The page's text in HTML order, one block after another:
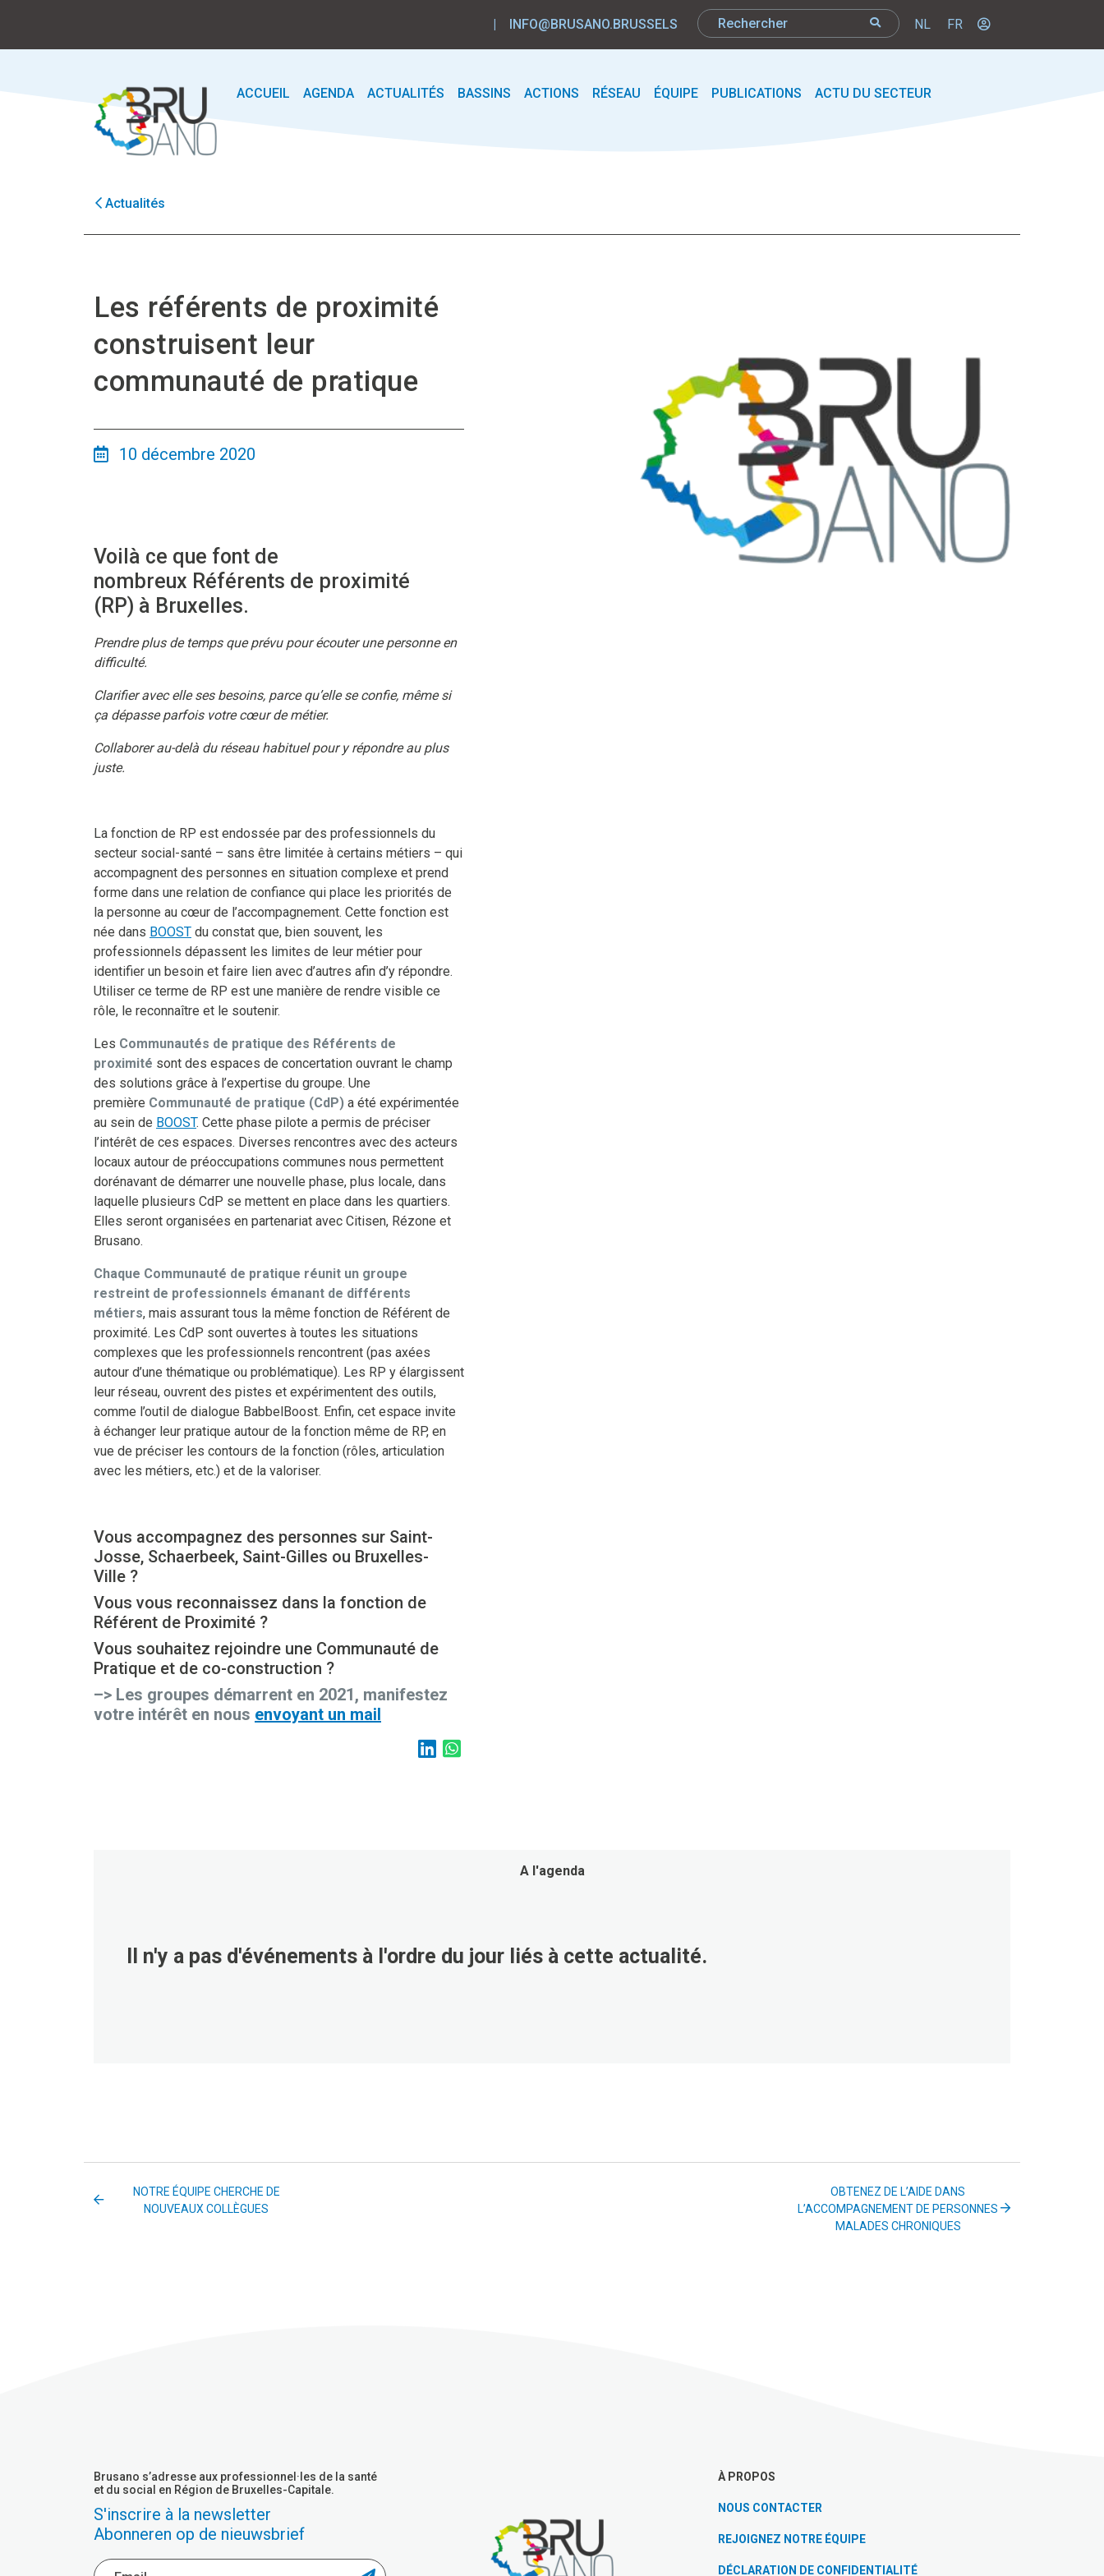
| INFO@BRUSANO.BRUSSELS NL FR
ACCUEIL AGENDA ACTUALITÉS BASSINS ACTIONS RÉSEAU ÉQUIPE PUBLICATIONS ACTU DU SECTEUR
Actualités
Les référents de proximité
construisent leur
communauté de pratique
10 décembre 2020
Voilà ce que font de
nombreux Référents de proximité
(RP) à Bruxelles.
Prendre plus de temps que prévu pour écouter une personne en
difficulté.
Clarifier avec elle ses besoins, parce qu’elle se confie, même si
ça dépasse parfois votre cœur de métier.
Collaborer au-delà du réseau habituel pour y répondre au plus
juste.
La fonction de RP est endossée par des professionnels du
secteur social-santé – sans être limitée à certains métiers – qui
accompagnent des personnes en situation complexe et prend
forme dans une relation de confiance qui place les priorités de
la personne au cœur de l’accompagnement. Cette fonction est
née dans BOOST du constat que, bien souvent, les
professionnels dépassent les limites de leur métier pour
identifier un besoin et faire lien avec d’autres afin d’y répondre.
Utiliser ce terme de RP est une manière de rendre visible ce
rôle, le reconnaître et le soutenir.
Les Communautés de pratique des Référents de
proximité sont des espaces de concertation ouvrant le champ
des solutions grâce à l’expertise du groupe. Une
première Communauté de pratique (CdP) a été expérimentée
au sein de BOOST. Cette phase pilote a permis de préciser
l’intérêt de ces espaces. Diverses rencontres avec des acteurs
locaux autour de préoccupations communes nous permettent
dorénavant de démarrer une nouvelle phase, plus locale, dans
laquelle plusieurs CdP se mettent en place dans les quartiers.
Elles seront organisées en partenariat avec Citisen, Rézone et
Brusano.
Chaque Communauté de pratique réunit un groupe
restreint de professionnels émanant de différents
métiers, mais assurant tous la même fonction de Référent de
proximité. Les CdP sont ouvertes à toutes les situations
complexes que les professionnels rencontrent (pas axées
autour d’une thématique ou problématique). Les RP y élargissent
leur réseau, ouvrent des pistes et expérimentent des outils,
comme l’outil de dialogue BabbelBoost. Enfin, cet espace invite
à échanger leur pratique autour de la fonction même de RP, en
vue de préciser les contours de la fonction (rôles, articulation
avec les métiers, etc.) et de la valoriser.
Vous accompagnez des personnes sur Saint-
Josse, Schaerbeek, Saint-Gilles ou Bruxelles-
Ville ?
Vous vous reconnaissez dans la fonction de
Référent de Proximité ?
Vous souhaitez rejoindre une Communauté de
Pratique et de co-construction ?
–> Les groupes démarrent en 2021, manifestez
votre intérêt en nous envoyant un mail
A l'agenda
Il n'y a pas d'événements à l'ordre du jour liés à cette actualité.
NOTRE ÉQUIPE CHERCHE DE
NOUVEAUX COLLÈGUES
OBTENEZ DE L’AIDE DANS
L’ACCOMPAGNEMENT DE PERSONNES
MALADES CHRONIQUES
Brusano s’adresse aux professionnel·les de la santé
et du social en Région de Bruxelles-Capitale.
S'inscrire à la newsletter
Abonneren op de nieuwsbrief
À PROPOS
NOUS CONTACTER
REJOIGNEZ NOTRE ÉQUIPE
DÉCLARATION DE CONFIDENTIALITÉ